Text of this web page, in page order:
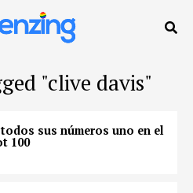
"clive davis"
sus números uno en el
100